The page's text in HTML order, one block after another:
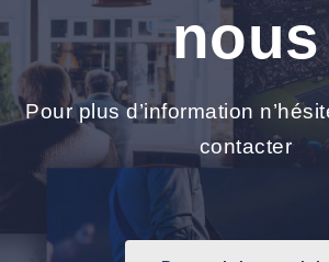
nous
Pour plus d’information
contacter